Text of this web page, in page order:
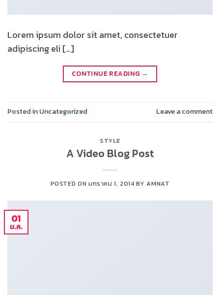
Lorem ipsum dolor sit amet, consectetuer
adipiscing eli […]
CONTINUE READING →
Posted inUncategorized Leave a comment
STYLE
A Video Blog Post
POSTED ON มกราคม 1, 2014 BYAMNAT
01
ม.ค.